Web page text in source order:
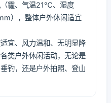
（霾、气温21℃、湿度
），整体户外休闲适宜
宜、风力温和、无明显降
类户外休闲活动，无论是
钓，还是户外拍照、登山